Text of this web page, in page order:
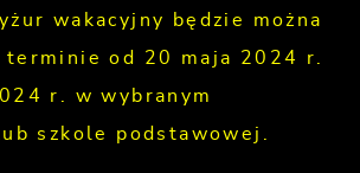
wakacyjny będzie można
terminie od 20 maja 2024 r.
r. w wybranym
szkole podstawowej.